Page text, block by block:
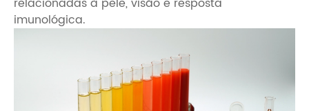
imunológica.